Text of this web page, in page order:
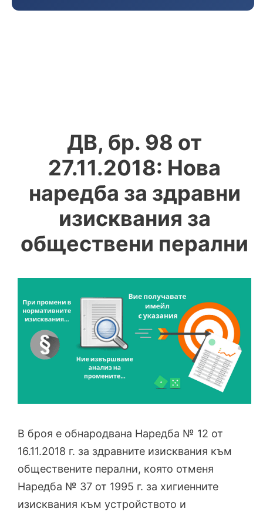
ДВ, бр. 98 от
27.11.2018: Нова
наредба за здравни
изисквания за
обществени перални
В броя е обнародвана Наредба № 12 от
16.11.2018 г. за здравните изисквания към
обществените перални, която отменя
Наредба № 37 от 1995 г. за хигиенните
изисквания към устройството и